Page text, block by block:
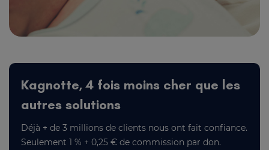
Kagnotte, 4 fois moins cher que les
autres solutions
Déjà + de 3 millions de clients nous ont fait confiance.
Seulement 1 % + 0,25 € de commission par don.